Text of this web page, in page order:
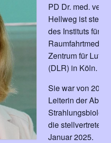
PD Dr. med. vet.
Hellweg ist
des Instituts für
Zentrum für Luft-
(DLR) in Köln.
Sie war von
Leiterin der
die
Januar 2025.